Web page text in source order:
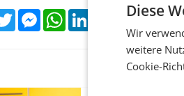
Twitter MessengerWhatsApp XING Teilen
Diese
Wir
weitere
Cookie-